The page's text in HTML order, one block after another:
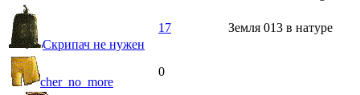
Скрипач не нужен
17 Земля 013 в натуре
cher_no_more
0